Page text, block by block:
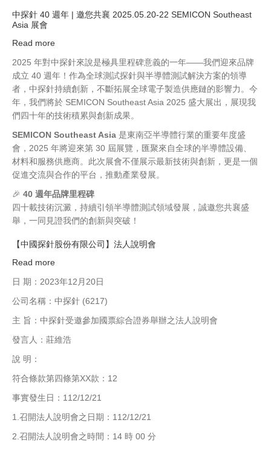
導
港
現
場
發
現
未
來
無
限
能
中探針 40 週年 | 邀您共襄 2025.05.20-22 SEMICON Southeast
Asia 展會
Read more
探
針
40
週
年
|
邀
您
共
襄
2025.05.20-
22
Southeast
會
2025 年對中探針來說是極具里程碑意義的一年——我們迎來品牌
成立 40 週年！作為全球測試探針與半導體測試解決方案的領導
者，中探針持續創新，不斷拓展全球電子製造供應鏈的影響力。今
年，我們將於 SEMICON Southeast Asia 2025 盛大展出，展現我
們四十年的技術積累與創新成果。
SEMICON Southeast Asia 是東南亞半導體行業的重要年度盛
會，2025 年將迎來第 30 屆展覽，匯聚來自全球的半導體設備、
材料和服務供應商。此次展會不僅展示最新技術與創新，更是一個
促進交流與合作的平台，推動產業發展。
🎉 40 週年品牌里程碑
四十載技術沉澱，持續引領半導體測試領域發展，誠邀您共襄盛
舉，一同見證我們的創新與突破！
【中國探針股份有限公司】法人說明會
Read more
探
針
份
公
司】
人
說
日 期：2023年12月20日
公司名稱：中探針 (6217)
主 旨：中探針受邀參加國票綜合證券舉辦之法人說明會
發言人：莊維浩
說 明：
符合條款第四條第XX款：12
事實發生日：112/12/21
1.召開法人說明會之日期：112/12/21
2.召開法人說明會之時間：14 時 00 分